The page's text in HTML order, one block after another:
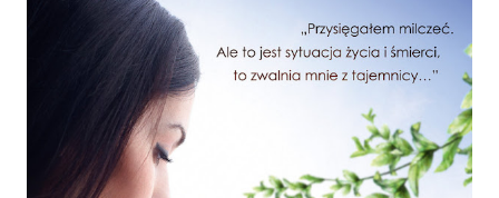
dla niej to, by móc zasnąć wtuloną we mnie. Była ciekawska,
odważna, szła przez życie z zachłannością i przełamując
własne lęki. Przypadło na mną sporo problemów
zdrowotnych, ale nie poddawała się - walczyłyśmy obydwie.
Tylko temu ostatniemu nie daliśmy rady - ani my w domu,
ani nasz lekarz. To było piękne 12 lat. I choć dziś mi